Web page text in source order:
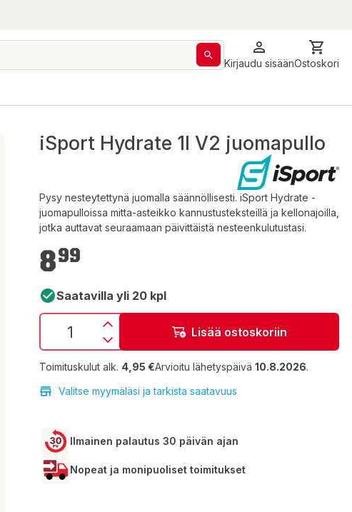
Kirjaudu sisäänOstoskori
iSport Hydrate 1l V2 juomapullo
Pysy nesteytettynä juomalla säännöllisesti. iSport Hydrate -
juomapulloissa mitta-asteikko kannustusteksteillä ja kellonajoilla,
jotka auttavat seuraamaan päivittäistä nesteenkulutustasi.
8,99 €
899
Saatavilla yli 20 kpl
Lisää ostoskoriin
Toimituskulut alk. 4,95 €Arvioitu lähetyspäivä 10.8.2026.
Valitse myymäläsi ja tarkista saatavuus
Ilmainen palautus 30 päivän ajan
Nopeat ja monipuoliset toimitukset